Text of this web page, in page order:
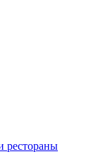
рестораны